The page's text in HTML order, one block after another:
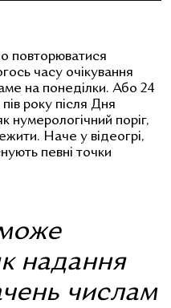
повторюватися
часу очікування
на понеділки. Або 24
року після Дня
нумерологічний поріг,
Наче у відеогрі,
певні точки
надання
числам